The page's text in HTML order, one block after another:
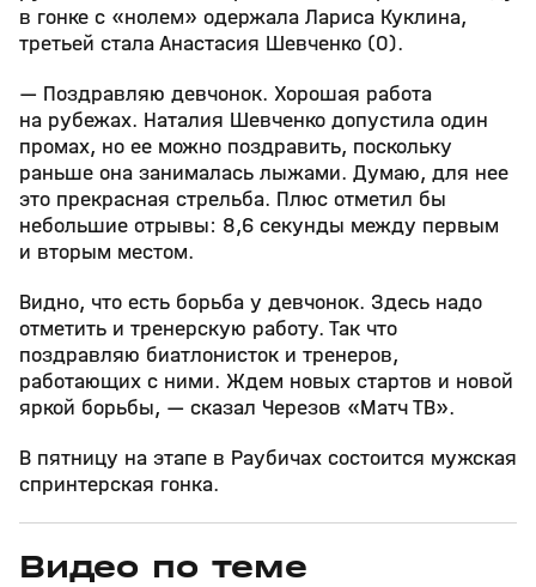
в гонке с «нолем» одержала Лариса Куклина,
третьей стала Анастасия Шевченко (0).
— Поздравляю девчонок. Хорошая работа
на рубежах. Наталия Шевченко допустила один
промах, но ее можно поздравить, поскольку
раньше она занималась лыжами. Думаю, для нее
это прекрасная стрельба. Плюс отметил бы
небольшие отрывы: 8,6 секунды между первым
и вторым местом.
Видно, что есть борьба у девчонок. Здесь надо
отметить и тренерскую работу. Так что
поздравляю биатлонисток и тренеров,
работающих с ними. Ждем новых стартов и новой
яркой борьбы, — сказал Черезов «Матч ТВ».
В пятницу на этапе в Раубичах состоится мужская
спринтерская гонка.
Видео по теме
15 апр, 13:09